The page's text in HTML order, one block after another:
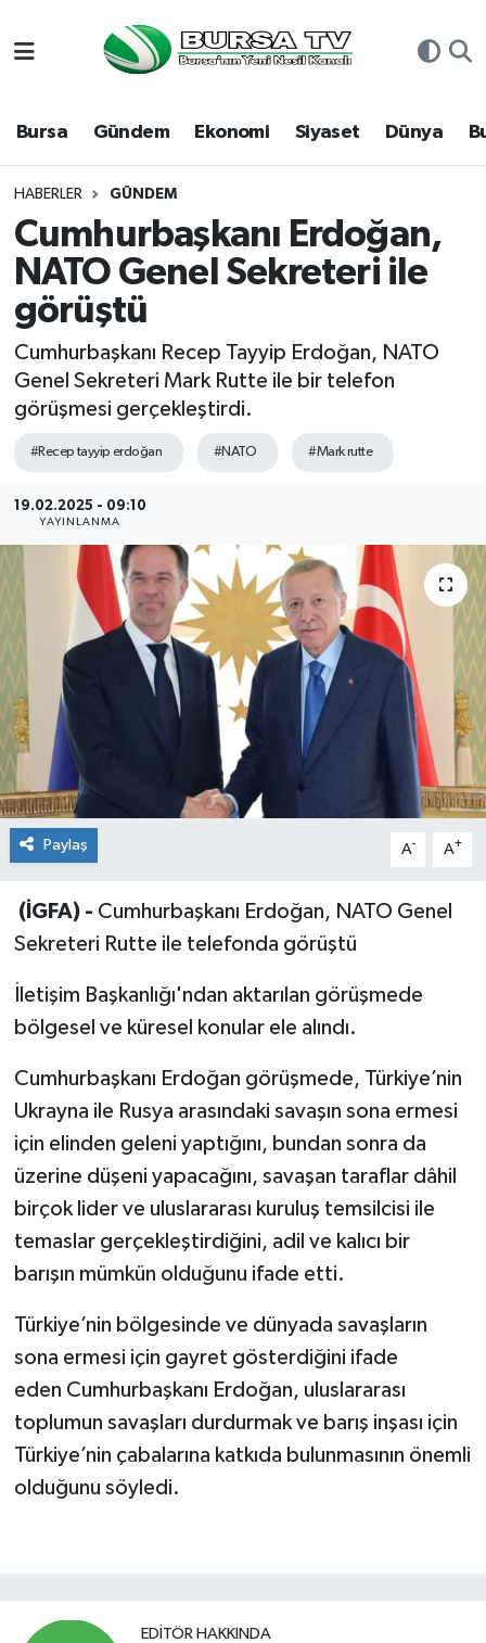
Bursa Gündem Ekonomi Siyaset Dünya
HABERLER GÜNDEM
Cumhurbaşkanı Erdoğan,
NATO Genel Sekreteri ile
görüştü
Cumhurbaşkanı Recep Tayyip Erdoğan, NATO
Genel Sekreteri Mark Rutte ile bir telefon
görüşmesi gerçekleştirdi.
#Recep tayyip erdoğan #NATO #Mark rutte
19.02.2025 - 09:10
YAYINLANMA
Paylaş A- A+
(İGFA) - Cumhurbaşkanı Erdoğan, NATO Genel
Sekreteri Rutte ile telefonda görüştü
İletişim Başkanlığı'ndan aktarılan görüşmede
bölgesel ve küresel konular ele alındı.
Cumhurbaşkanı Erdoğan görüşmede, Türkiye’nin
Ukrayna ile Rusya arasındaki savaşın sona ermesi
için elinden geleni yaptığını, bundan sonra da
üzerine düşeni yapacağını, savaşan taraflar dâhil
birçok lider ve uluslararası kuruluş temsilcisi ile
temaslar gerçekleştirdiğini, adil ve kalıcı bir
barışın mümkün olduğunu ifade etti.
Türkiye’nin bölgesinde ve dünyada savaşların
sona ermesi için gayret gösterdiğini ifade
eden Cumhurbaşkanı Erdoğan, uluslararası
toplumun savaşları durdurmak ve barış inşası için
Türkiye’nin çabalarına katkıda bulunmasının önemli
olduğunu söyledi.
EDITÖR HAKKINDA
Bursa
Dünya
Eğitim
Ekonomi
Genel
Gündem
Sağlık
Siyaset
Spor
Teknoloji
Türkiye
Hava Durumu
Namaz Vakitleri
Trafik Durumu
Süper Lig Puan Durumu ve Fikstür
Tüm Manşetler
Son Dakika Haberleri